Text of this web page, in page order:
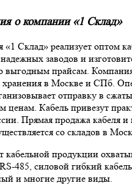
о компании «1 Склад»
«1 Склад» реализует оптом
заводов и
выгодным прайсам.
хранения в Москве и СПб.
отправку в
ценам. Кабель привезут
Прямая продажа кабеля и
со складов в
кабельной продукции
485, силовой гибкий
и многие другие виды.